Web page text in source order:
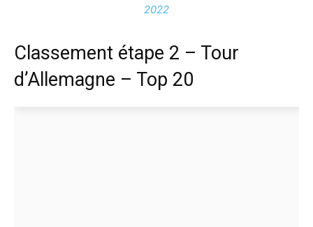
2022
Classement étape 2 – Tour
d’Allemagne – Top 20